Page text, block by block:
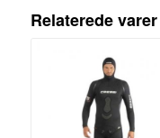
Relaterede varer